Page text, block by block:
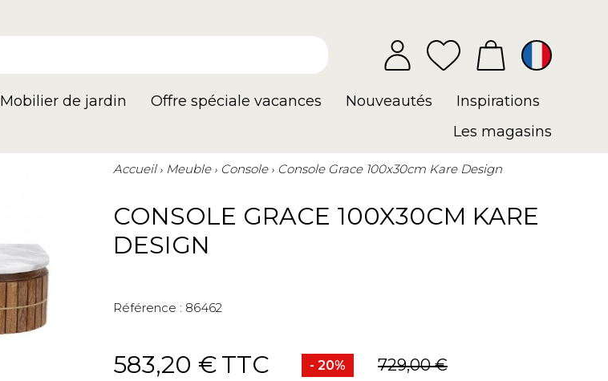
Mobilier de jardin Offre spéciale vacances Nouveautés
Inspirations
Les magasins
Accueil Meuble Console Console Grace 100x30cm Kare Design
CONSOLE GRACE 100X30CM KARE
DESIGN
Référence : 86462
583,20 €TTC - 20% 729,00 €